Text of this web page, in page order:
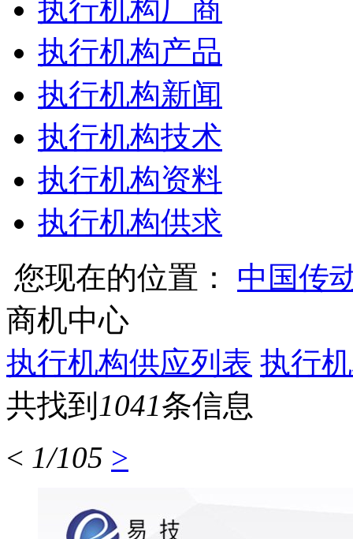
执行机构厂商
执行机构产品
执行机构新闻
执行机构技术
执行机构资料
执行机构供求
您现在的位置：
中国传
商机中心
执行机构供应列表 执行
共找到 1041条信息
< 1/105 >